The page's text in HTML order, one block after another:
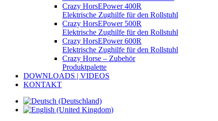
Crazy HorsEPower 400R
Elektrische Zughilfe für den Rollstuhl
Crazy HorsEPower 500R
Elektrische Zughilfe für den Rollstuhl
Crazy HorsEPower 600R
Elektrische Zughilfe für den Rollstuhl
Crazy Horse – Zubehör
Produktpalette
DOWNLOADS | VIDEOS
KONTAKT